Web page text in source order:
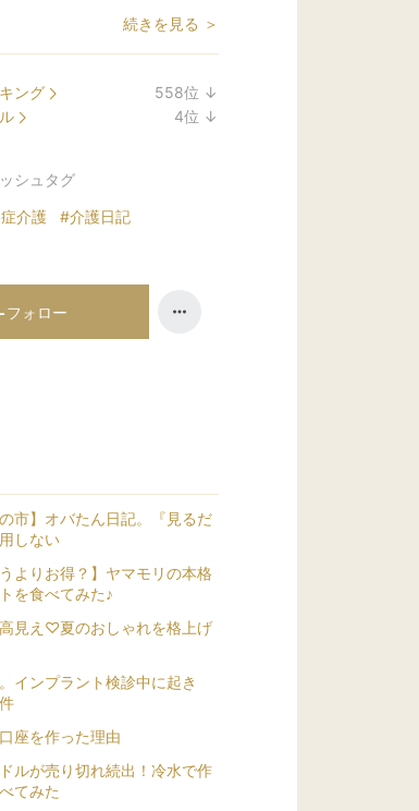
続きを見る ＞
ング 558位 ↓
4位 ↓
シュタグ
介護 #介護日記
フォロー
市】オバたん日記。『見るだ
しない
よりお得？】ヤマモリの本格
を食べてみた♪
見え♡夏のおしゃれを格上げ
インプラント検診中に起き
座を作った理由
ルが売り切れ続出！冷水で作
てみた